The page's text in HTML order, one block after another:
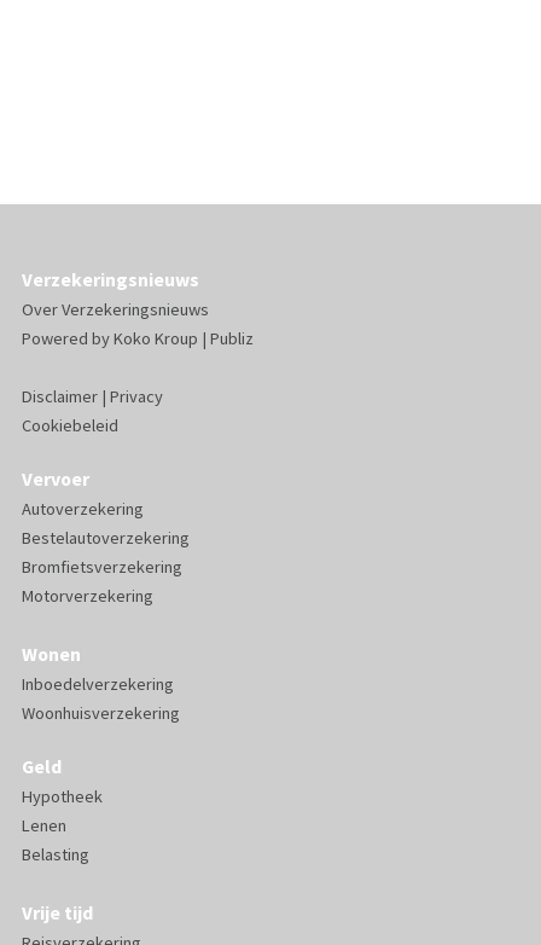
Verzekeringsnieuws
Over Verzekeringsnieuws
Powered byKoko Kroup | Publiz
Disclaimer| Privacy
Cookiebeleid
Vervoer
Autoverzekering
Bestelautoverzekering
Bromfietsverzekering
Motorverzekering
Wonen
Inboedelverzekering
Woonhuisverzekering
Geld
Hypotheek
Lenen
Belasting
Vrije tijd